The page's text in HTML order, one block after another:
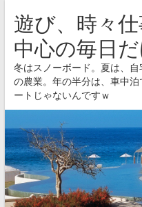
遊び、時々
中心の毎日
冬はスノーボード。夏は、
の農業。年の半分は、車中
ートじゃないんですｗ